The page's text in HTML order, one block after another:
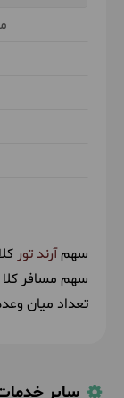
سهمآرند تور کلا 1 وعده غذا شامل:
سهم مسافر کلا 1 وعده غذا شامل:
تعداد میان
سایر